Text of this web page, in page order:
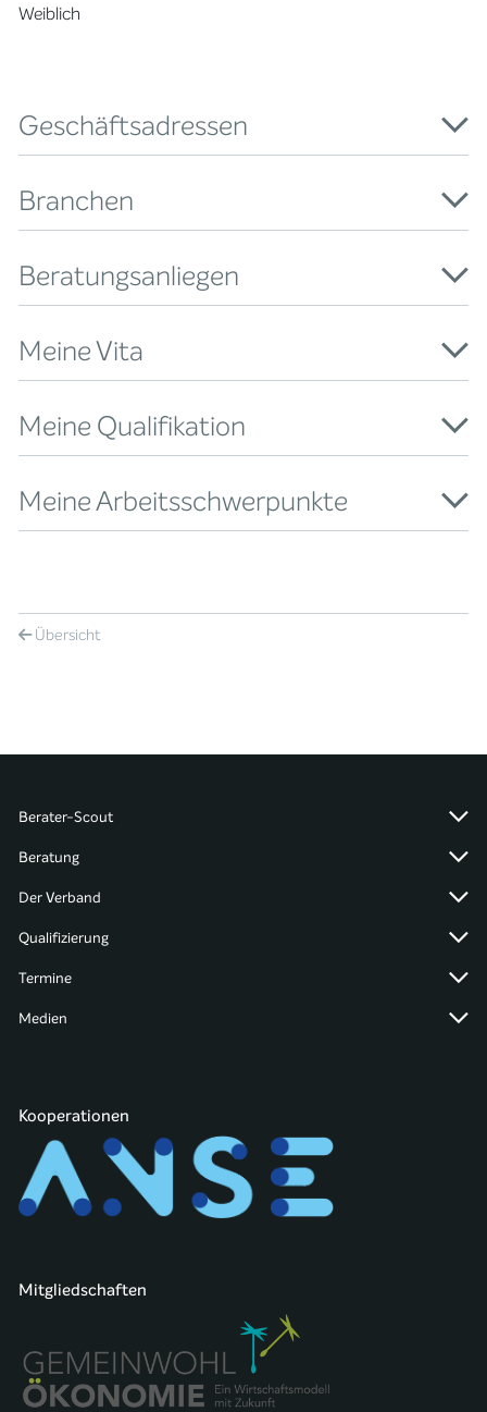
Weiblich
Geschäftsadressen
Branchen
Beratungsanliegen
Meine Vita
Meine Qualifikation
Meine Arbeitsschwerpunkte
Übersicht
Berater-Scout
Beratung
Der Verband
Qualifizierung
Termine
Medien
Kooperationen
Mitgliedschaften